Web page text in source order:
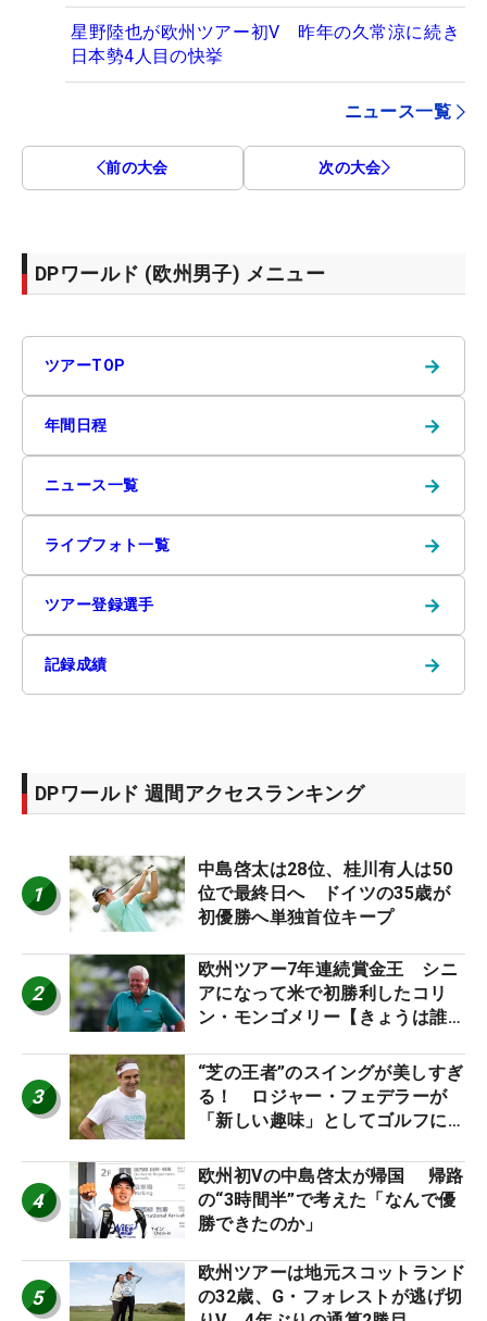
星野陸也が欧州ツアー初V 昨年の久常涼に続き
日本勢4人目の快挙
ニュース一覧
前の大会 次の大会
DPワールド (欧州男子) メニュー
ツアーTOP →
年間日程 →
ニュース一覧 →
ライブフォト一覧 →
ツアー登録選手 →
記録成績 →
DPワールド 週間アクセスランキング
1
中島啓太は28位、桂川有人は50
位で最終日へ ドイツの35歳が
初優勝へ単独首位キープ
2
欧州ツアー7年連続賞金王 シニ
アになって米で初勝利したコリ
ン・モンゴメリー【きょうは誰の
3
“芝の王者”のスイングが美しすぎ
る！ ロジャー・フェデラーが
「新しい趣味」としてゴルフに挑
4
欧州初Vの中島啓太が帰国 帰路
の“3時間半”で考えた「なんで優
勝できたのか」
5
欧州ツアーは地元スコットランド
の32歳、G・フォレストが逃げ切